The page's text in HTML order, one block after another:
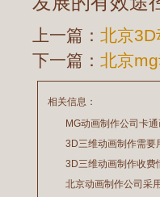
上一篇： 北京
下一篇： 北京
相关信息：
MG动画制作公司卡
2026/07/21
3D三维动画制作需要
2026/03/19
3D三维动画制作收费
2026/02/28
北京动画制作公司采